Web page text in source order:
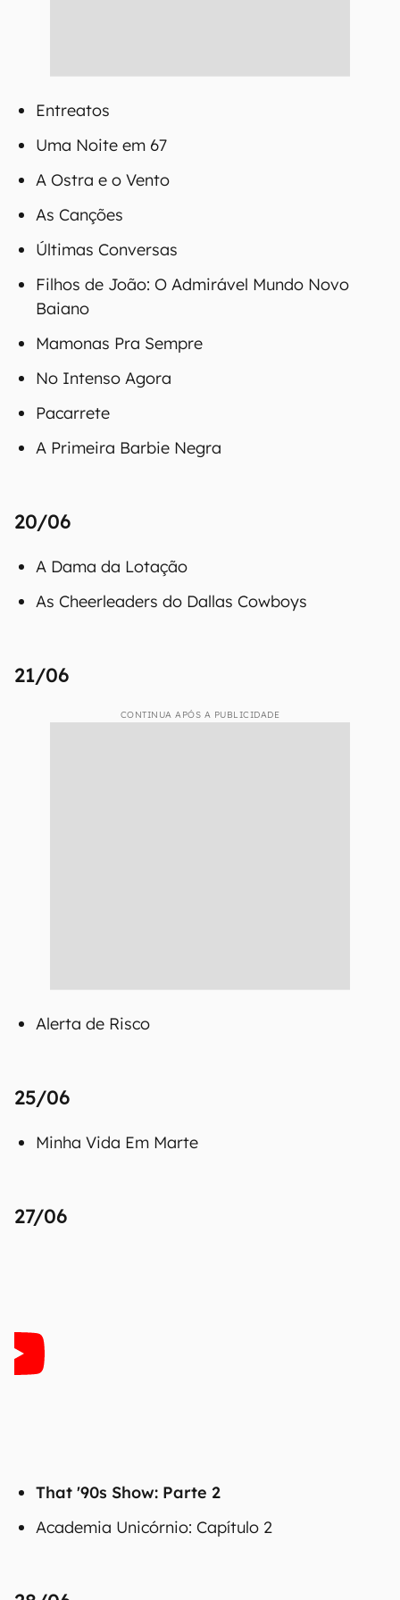
Entreatos
Uma Noite em 67
A Ostra e o Vento
As Canções
Últimas Conversas
Filhos de João: O Admirável Mundo Novo
Baiano
Mamonas Pra Sempre
No Intenso Agora
Pacarrete
A Primeira Barbie Negra
20/06
A Dama da Lotação
As Cheerleaders do Dallas Cowboys
21/06
CONTINUA APÓS A PUBLICIDADE
Alerta de Risco
25/06
Minha Vida Em Marte
27/06
That '90s Show: Parte 2
Academia Unicórnio: Capítulo 2